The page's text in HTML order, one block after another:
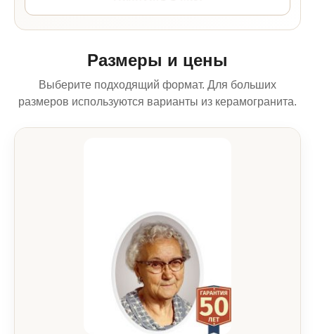
Размеры и цены
Выберите подходящий формат. Для больших
размеров используются варианты из керамогранита.